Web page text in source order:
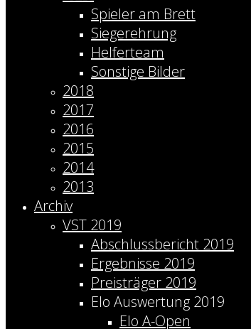
Spieler am Brett
Siegerehrung
Helferteam
Sonstige Bilder
2018
2017
2016
2015
2014
2013
Archiv
VST 2019
Abschlussbericht 2019
Ergebnisse 2019
Preisträger 2019
Elo Auswertung 2019
Elo A-Open